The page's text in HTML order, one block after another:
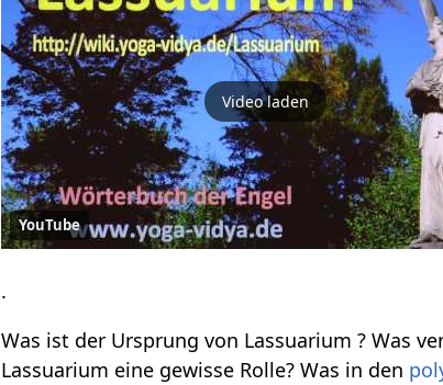
Video laden
YouTube
.
Was ist der Ursprung von Lassuarium ? Was
Lassuarium eine gewisse Rolle? Was in den